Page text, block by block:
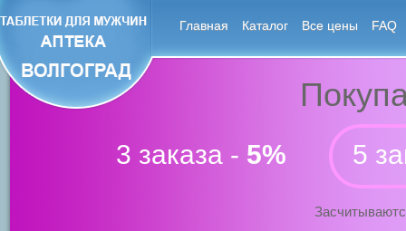
Главная Каталог Все цены FAQ
3 заказа - 5% 5